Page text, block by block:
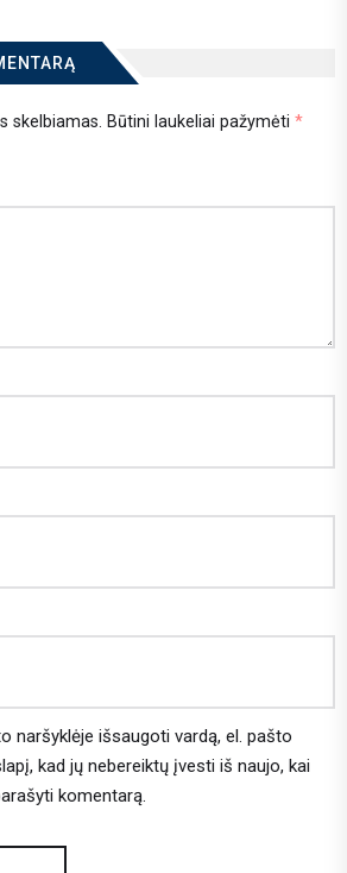
skelbiamas. Būtini laukeliai pažymėti *
naršyklėje išsaugoti vardą, el. pašto
kad jų nebereiktų įvesti iš naujo, kai
komentarą.